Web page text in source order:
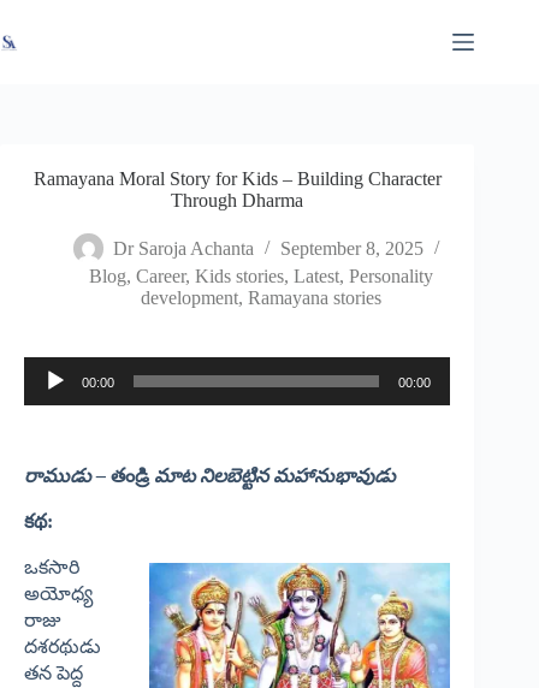
to
content
Ramayana Moral Story for Kids – Building Character
Through Dharma
Dr Saroja Achanta
September 8, 2025
Blog,Career,Kids stories,Latest,Personality
development,Ramayana stories
Audio
Player
00:00 00:00
రాముడు – తండ్రి మాట నిలబెట్టినమహానుభావుడు
కథ:
ఒకసారి
అయోధ్య
రాజు
దశరథుడు
తన పెద్ద